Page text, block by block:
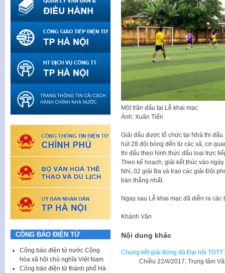
Một trận đấu tại Lễ khai mạc
Ảnh: Xuân Tiến
Giải đấu được tổ chức tại Nhà thi đấu
hút 28 đội bóng đến từ các xã, cơ
thi đấu theo hình thức đấu loại trực
Theo kế hoạch, giải kết thúc vào
Nhì, 02 giải Ba và trao các giải Đội
bàn thắng nhất.
Ngay sau Lễ khai mạc đã diễn ra các
Khánh Vân
Nội dung khác
Chung kết giải Bóng đá Đại hội
Chiều 22/4/2017, Trung tâm Văn
CÔNG BÁO ĐIỆN TỬ
Công báo điện tử nước Cộng
hòa xã hội chủ nghĩa Việt Nam
Công báo điện tử thành phố Hà